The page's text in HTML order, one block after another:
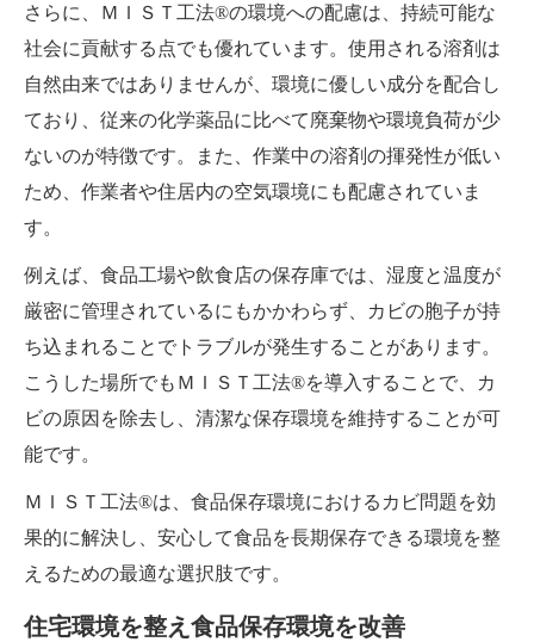
さらに、ＭＩＳＴ工法®の環境への配慮は、持続可能な
社会に貢献する点でも優れています。使用される溶剤は
自然由来ではありませんが、環境に優しい成分を配合し
ており、従来の化学薬品に比べて廃棄物や環境負荷が少
ないのが特徴です。また、作業中の溶剤の揮発性が低い
ため、作業者や住居内の空気環境にも配慮されていま
す。
例えば、食品工場や飲食店の保存庫では、湿度と温度が
厳密に管理されているにもかかわらず、カビの胞子が持
ち込まれることでトラブルが発生することがあります。
こうした場所でもＭＩＳＴ工法®を導入することで、カ
ビの原因を除去し、清潔な保存環境を維持することが可
能です。
ＭＩＳＴ工法®は、食品保存環境におけるカビ問題を効
果的に解決し、安心して食品を長期保存できる環境を整
えるための最適な選択肢です。
住宅環境を整え食品保存環境を改善